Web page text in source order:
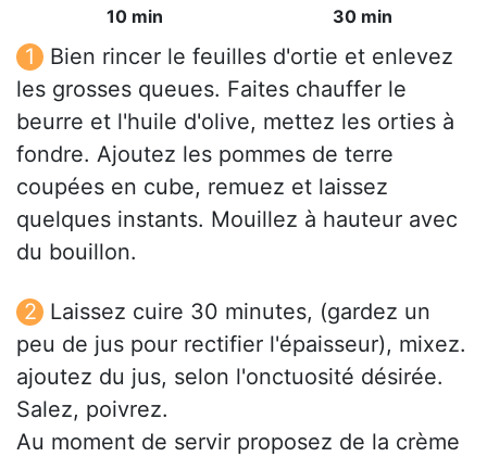
10 min 30 min
Bien rincer le feuilles d'ortie et enlevez
les grosses queues. Faites chauffer le
beurre et l'huile d'olive, mettez les orties à
fondre. Ajoutez les pommes de terre
coupées en cube, remuez et laissez
quelques instants. Mouillez à hauteur avec
du bouillon.
Laissez cuire 30 minutes, (gardez un
peu de jus pour rectifier l'épaisseur), mixez.
ajoutez du jus, selon l'onctuosité désirée.
Salez, poivrez.
Au moment de servir proposez de la crème